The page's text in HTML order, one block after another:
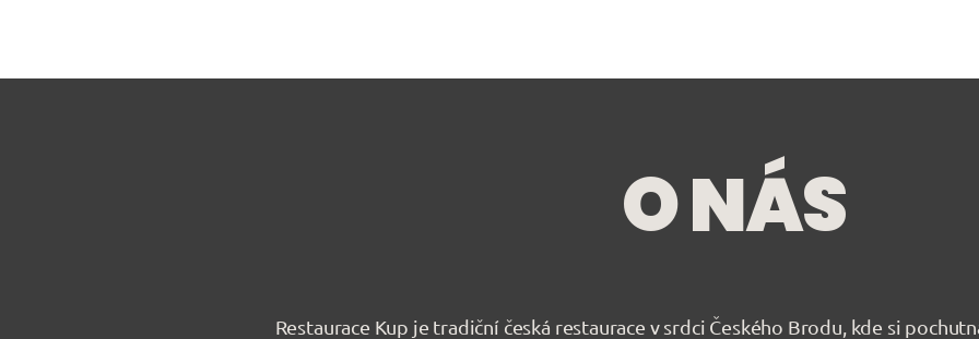
O NÁS
Restaurace Kup je tradiční česká restaurace v srdci Českého Brodu, kde si